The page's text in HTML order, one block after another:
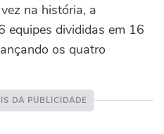
na história, a
equipes divididas em 16
os quatro